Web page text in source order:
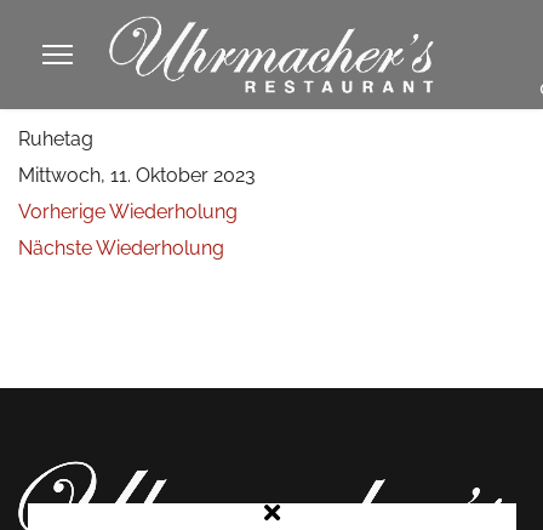
Ruhetag
Mittwoch, 11. Oktober 2023
Vorherige Wiederholung
Nächste Wiederholung